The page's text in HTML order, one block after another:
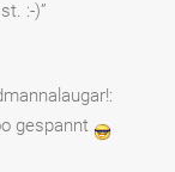
:-)”
:
gespannt